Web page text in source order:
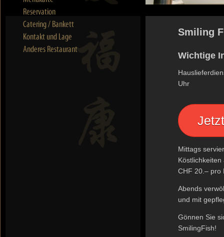
Smiling
Wichtige
Uhr
Mittags
CHF 20.– pro
Abends
und mit
Gönnen Sie
SmilingFish!